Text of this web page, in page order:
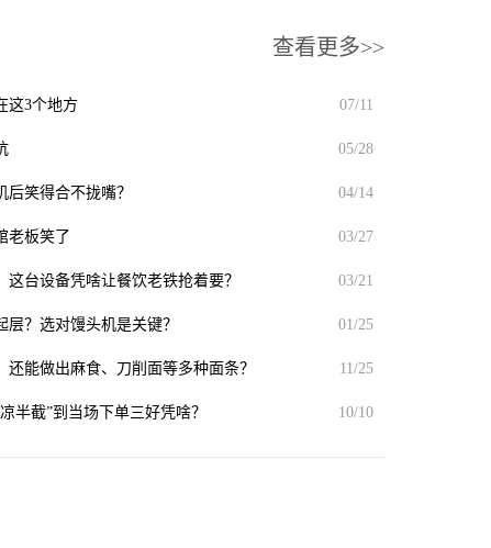
查看更多>>
07/11
这3个地方
05/28
04/14
笑得合不拢嘴？
03/27
老板笑了
03/21
台设备凭啥让餐饮老铁抢着要？
01/25
？选对馒头机是关键？
11/25
能做出麻食、刀削面等多种面条？
10/10
半截”到当场下单三好凭啥？